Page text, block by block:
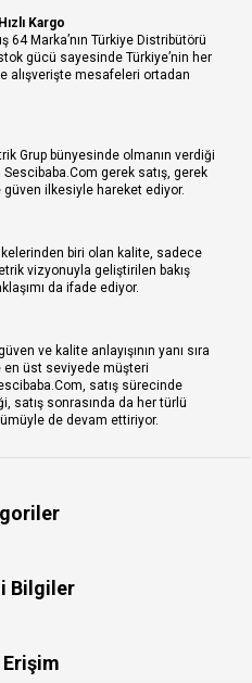
Kargo
64 Marka’nın Türkiye Distribütörü
gücü sayesinde Türkiye’nin her
alışverişte mesafeleri ortadan
Grup bünyesinde olmanın verdiği
gerek satış, gerek
güven ilkesiyle hareket ediyor.
biri olan kalite, sadece
vizyonuyla geliştirilen bakış
da ifade ediyor.
ve kalite anlayışının yanı sıra
en üst seviyede müşteri
satış sürecinde
satış sonrasında da her türlü
de devam ettiriyor.
Bilgiler
Erişim